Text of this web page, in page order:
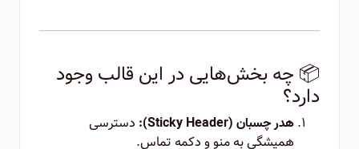
📦 چه بخش‌هایی در این قالب وجود
دارد؟
هدر چسبان (Sticky Header):
دسترسی
همیشگی به منو و دکمه تماس.